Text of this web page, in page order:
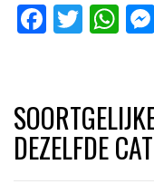
Facebook
DEZELFDE